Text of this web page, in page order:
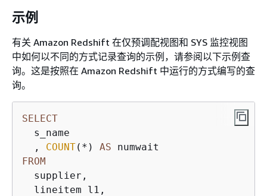
示例
有关 Amazon Redshift 在仅预调配视图和 SYS 监控视图
中如何以不同的方式记录查询的示例，请参阅以下示例查
询。这是按照在 Amazon Redshift 中运行的方式编写的查
询。
SELECT
  s_name
  ,
COUNT( * ) AS
FROM
  supplier,
  lineitem l1,